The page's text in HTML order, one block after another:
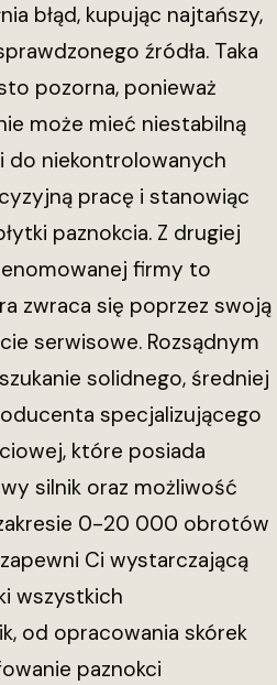
błąd, kupując najtańszy,
źródła. Taka
pozorna, ponieważ
może mieć niestabilną
do niekontrolowanych
pracę i stanowiąc
paznokcia. Z drugiej
firmy to
zwraca się poprzez swoją
serwisowe. Rozsądnym
solidnego, średniej
specjalizującego
które posiada
silnik oraz możliwość
0-20 000 obrotów
Ci wystarczającą
wszystkich
od opracowania skórek
paznokci